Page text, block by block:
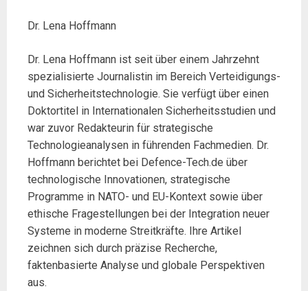
Dr. Lena Hoffmann
Dr. Lena Hoffmann ist seit über einem Jahrzehnt
spezialisierte Journalistin im Bereich Verteidigungs-
und Sicherheitstechnologie. Sie verfügt über einen
Doktortitel in Internationalen Sicherheitsstudien und
war zuvor Redakteurin für strategische
Technologieanalysen in führenden Fachmedien. Dr.
Hoffmann berichtet bei Defence-Tech.de über
technologische Innovationen, strategische
Programme in NATO- und EU-Kontext sowie über
ethische Fragestellungen bei der Integration neuer
Systeme in moderne Streitkräfte. Ihre Artikel
zeichnen sich durch präzise Recherche,
faktenbasierte Analyse und globale Perspektiven
aus.